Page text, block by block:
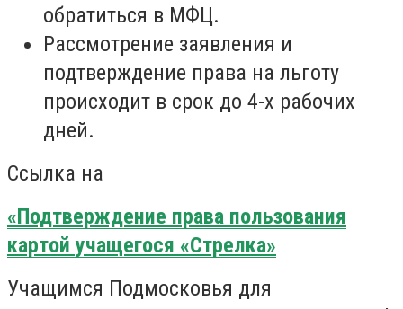
обратиться в МФЦ.
Рассмотрение заявления и
подтверждение права на льготу
происходит в срок до 4-х рабочих
дней.
Ссылка на
«Подтверждение права пользования
картой учащегося «Стрелка»
Учащимся Подмосковья для